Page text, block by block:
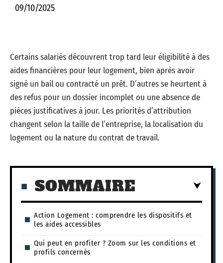
09/10/2025
Certains salariés découvrent trop tard leur éligibilité à des
aides financières pour leur logement, bien après avoir
signé un bail ou contracté un prêt. D’autres se heurtent à
des refus pour un dossier incomplet ou une absence de
pièces justificatives à jour. Les priorités d’attribution
changent selon la taille de l’entreprise, la localisation du
logement ou la nature du contrat de travail.
SOMMAIRE
Action Logement : comprendre les dispositifs et
les aides accessibles
Qui peut en profiter ? Zoom sur les conditions et
profils concernés